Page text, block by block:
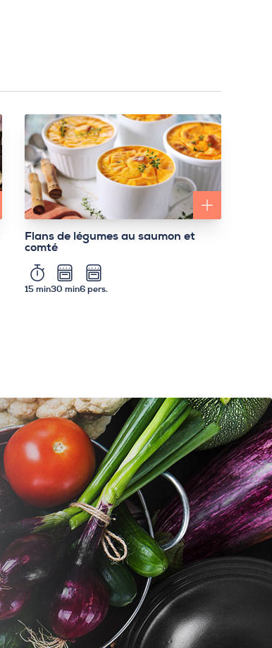
Flans de légumes au saumon et
comté
15 min30 min6 pers.